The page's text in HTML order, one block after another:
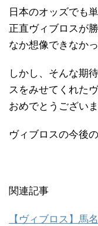
日本のオッズでも
正直ヴィブロスが
なか想像できなか
しかし、そんな期
スをみせてくれた
おめでとうございま
ヴィブロスの今後
関連記事
【ヴィブロス】馬